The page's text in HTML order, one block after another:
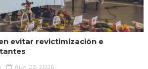
evitar revictimización e
Aug 02, 2026